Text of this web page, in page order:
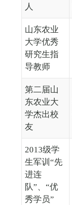
人
山东农业
大学优秀
研究生指
导教师
第二届山
东农业大
学杰出校
友
2013级学
生军训“先
进连
队”、“优
秀学员”